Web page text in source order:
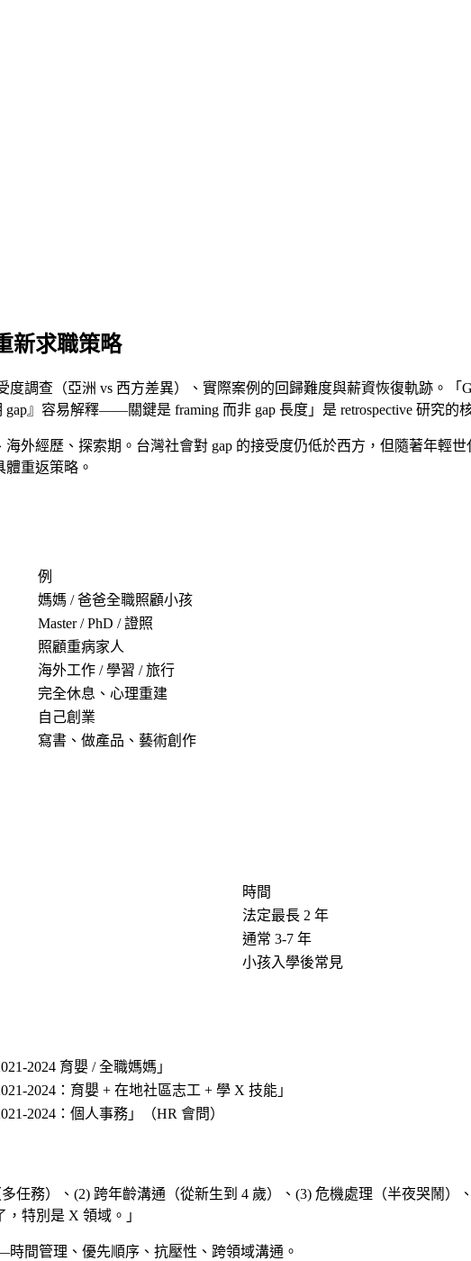
新求職策略
度調查（亞洲 vs 西方差異）、實際案例的回歸難度與薪資恢復軌跡。「
』容易解釋——關鍵是 framing 而非 gap 長度」是 retrospective 研究的
外經歷、探索期。台灣社會對 gap 的接受度仍低於西方，但隨著年輕世
重返策略。
例
媽媽 / 爸爸全職照顧小孩
Master / PhD / 證照
照顧重病家人
海外工作 / 學習 / 旅行
完全休息、心理重建
自己創業
寫書、做產品、藝術創作
時間
法定最長 2 年
通常 3-7 年
小孩入學後常見
2024 育嬰 / 全職媽媽」
2024：育嬰 + 在地社區志工 + 學 X 技能」
2024：個人事務」（HR 會問）
任務）、(2) 跨年齡溝通（從新生到 4 歲）、(3) 危機處理（半夜哭鬧）
特別是 X 領域。」
時間管理、優先順序、抗壓性、跨領域溝通。